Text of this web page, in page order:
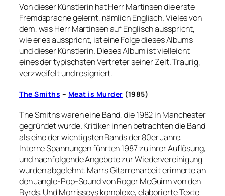
Von dieser Künstlerin hat Herr Martinsen die erste
Fremdsprache gelernt, nämlich Englisch. Vieles von
dem, was Herr Martinsen auf Englisch ausspricht,
wie er es ausspricht, ist eine Folge dieses Albums
und dieser Künstlerin. Dieses Album ist vielleicht
eines der typischsten Vertreter seiner Zeit. Traurig,
verzweifelt und resigniert.
The Smiths – Meat is Murder (1985)
The Smiths waren eine Band, die 1982 in Manchester
gegründet wurde. Kritiker:innen betrachten die Band
als eine der wichtigsten Bands der 80er Jahre.
Interne Spannungen führten 1987 zu ihrer Auflösung,
und nachfolgende Angebote zur Wiedervereinigung
wurden abgelehnt. Marrs Gitarrenarbeit erinnerte an
den Jangle-Pop-Sound von Roger McGuinn von den
Byrds. Und Morrisseys komplexe, elaborierte Texte